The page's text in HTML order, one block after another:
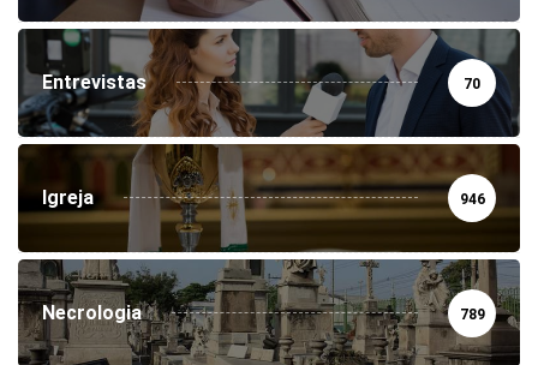
Entrevistas 70
Igreja 946
Necrologia 789